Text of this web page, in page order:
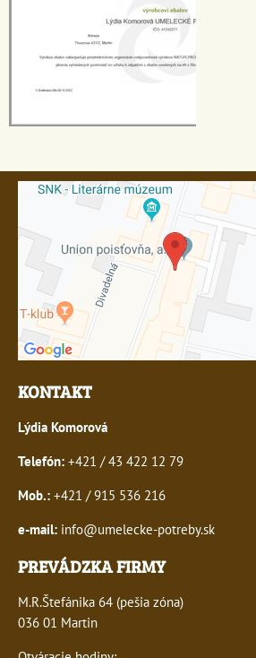
KONTAKT
Lýdia Komorová
Telefón: +421 / 43 422 12 79
Mob.: +421 / 915 536 216
e-mail: info@umelecke-potreby.sk
PREVÁDZKA FIRMY
M.R.Štefánika 64 (pešia zóna)
036 01 Martin